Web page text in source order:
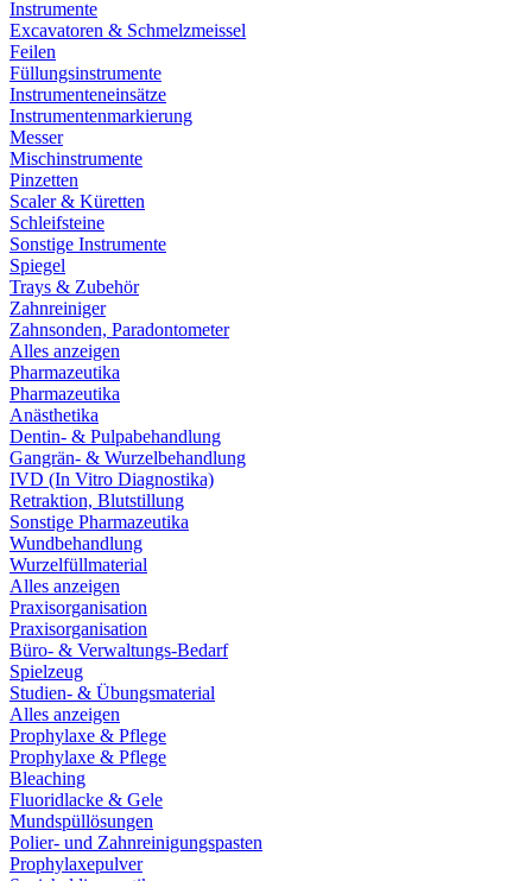
Instrumente
Excavatoren & Schmelzmeissel
Feilen
Füllungsinstrumente
Instrumenteneinsätze
Instrumentenmarkierung
Messer
Mischinstrumente
Pinzetten
Scaler & Küretten
Schleifsteine
Sonstige Instrumente
Spiegel
Trays & Zubehör
Zahnreiniger
Zahnsonden, Paradontometer
Alles anzeigen
Pharmazeutika
Pharmazeutika
Anästhetika
Dentin- & Pulpabehandlung
Gangrän- & Wurzelbehandlung
IVD (In Vitro Diagnostika)
Retraktion, Blutstillung
Sonstige Pharmazeutika
Wundbehandlung
Wurzelfüllmaterial
Alles anzeigen
Praxisorganisation
Praxisorganisation
Büro- & Verwaltungs-Bedarf
Spielzeug
Studien- & Übungsmaterial
Alles anzeigen
Prophylaxe & Pflege
Prophylaxe & Pflege
Bleaching
Fluoridlacke & Gele
Mundspüllösungen
Polier- und Zahnreinigungspasten
Prophylaxepulver